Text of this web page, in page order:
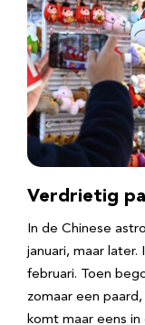
Verdrietig
In de Chinese
januari, maar later.
februari. Toen
zomaar een
komt maar eens